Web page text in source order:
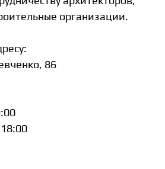
организации.
86